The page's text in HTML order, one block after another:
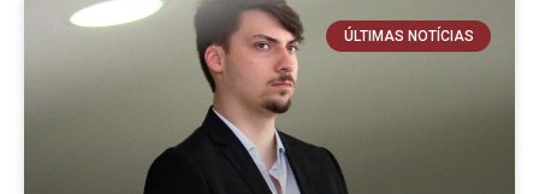
ÚLTIMAS NOTÍCIAS